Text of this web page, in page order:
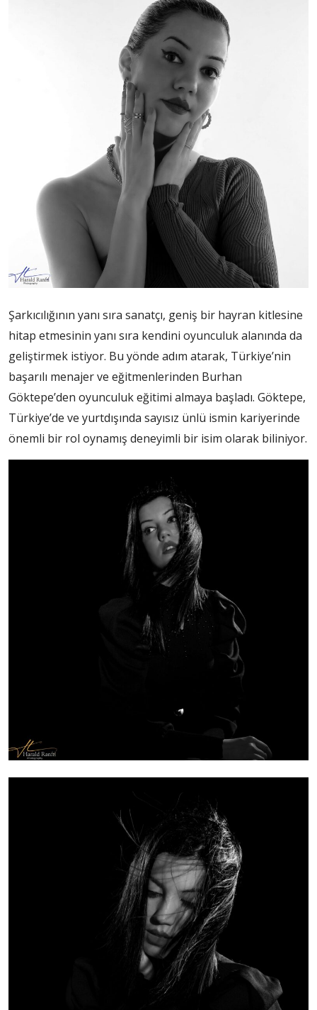
Şarkıcılığının yanı sıra sanatçı, geniş bir hayran kitlesine
hitap etmesinin yanı sıra kendini oyunculuk alanında da
geliştirmek istiyor. Bu yönde adım atarak, Türkiye’nin
başarılı menajer ve eğitmenlerinden Burhan
Göktepe’den oyunculuk eğitimi almaya başladı. Göktepe,
Türkiye’de ve yurtdışında sayısız ünlü ismin kariyerinde
önemli bir rol oynamış deneyimli bir isim olarak biliniyor.